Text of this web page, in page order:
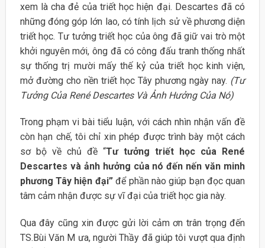
xem là cha đẻ của triết học hiện đại. Descartes đã có
những đóng góp lớn lao, có tính lịch sử về phương diện
triết học. Tư tưởng triết học của ông đã giữ vai trò một
khởi nguyên mới, ông đã có công đấu tranh thống nhất
sự thống trị mười mấy thế kỷ của triết học kinh viện,
mở đường cho nền triết học Tây phương ngày nay. (Tư
Tưởng Của René Descartes Và Ảnh Hưởng Của Nó)
Trong phạm vi bài tiểu luận, với cách nhìn nhận vấn đề
còn hạn chế, tôi chỉ xin phép được trình bày một cách
sơ bộ về chủ đề “Tư tưởng triết học của
René
Descartes và ảnh hưởng của nó đến nến văn minh
phương Tây hiện đại”để phần nào giúp bạn đọc quan
tâm cảm nhận được sự vĩ đại của triết học gia này.
Qua đây cũng xin được gửi lời cảm ơn trân trọng đến
TS.Bùi Văn M ưa, người Thầy đã giúp tôi vượt qua định